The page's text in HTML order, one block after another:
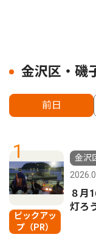
金沢区・磯
前日
1
ピックアッ
プ（PR）
金沢
８月
灯ろ